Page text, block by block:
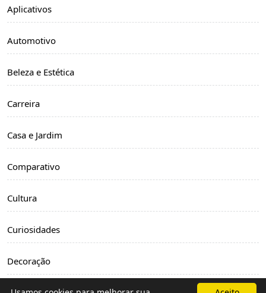
Aplicativos
Automotivo
Beleza e Estética
Carreira
Casa e Jardim
Comparativo
Cultura
Curiosidades
Decoração